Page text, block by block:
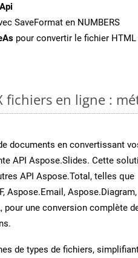
SaveFormat en NUMBERS
pour convertir le fichier HTML
fichiers en ligne :
documents en convertissant
API Aspose.Slides. Cette
API Aspose.Total, telles que
Aspose.Email, Aspose.Diagram,
pour une conversion complète
de types de fichiers,